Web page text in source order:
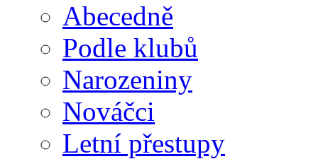
Abecedně
Podle klubů
Narozeniny
Nováčci
Letní přestupy